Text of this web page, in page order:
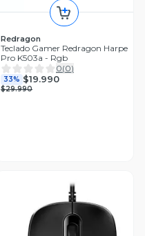
Redragon
Teclado Gamer Redragon Harpe
Pro K503a - Rgb
0(0)
33% $19.990
$29.990